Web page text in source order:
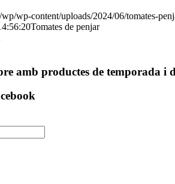
wp/wp-content/uploads/2024/06/tomates-
Tomates de penjar
amb productes de temporada i